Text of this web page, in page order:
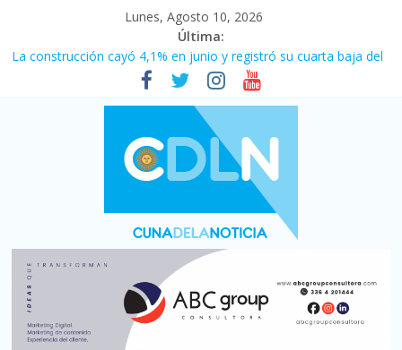
Lunes, Agosto 10, 2026
Última:
La construcción cayó 4,1% en junio y registró su cuarta baja del
Duelo internacional: Falleció Jorge Messi, el papá de Leo
El consumo sigue frenado: las ventas minoristas cayeron 3,8 en
julio y acumulan siete meses en baja
Newell’s cayó 2 a 1 ante Defensa y Justicia en Florencio Varela
por la cuarta fecha del Clausura
El agro argentino logró un récord histórico de exportaciones en
el primer semestre de 2026